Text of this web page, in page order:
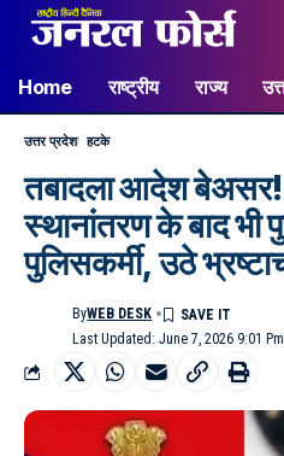
Home राष्ट्रीय राज्य
उत्तर प्रदेश हटके
तबादला आदेश बेअसर!
स्थानांतरण के बाद भी
पुलिसकर्मी, उठे
Last Updated: June 7, 2026 9:01 Pm
ByWEB DESK